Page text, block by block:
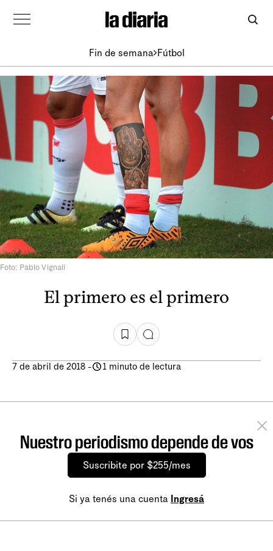
Fin de semana Fútbol
Foto: Pablo Vignali
El primero es el primero
7 de abril de 2018 - 1 minuto de lectura
Nuestro periodismo depende de vos
Suscribite por $255/mes
Si ya tenés una cuenta Ingresá